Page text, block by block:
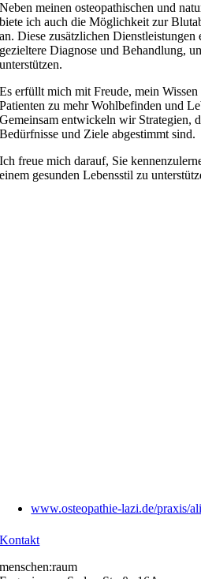
Neben meinen osteopathischen und
biete ich auch die Möglichkeit zur
an. Diese zusätzlichen
gezieltere Diagnose und Behandlung,
unterstützen.
Es erfüllt mich mit Freude, mein
Patienten zu mehr Wohlbefinden und
Gemeinsam entwickeln wir Strategien,
Bedürfnisse und Ziele abgestimmt sind.
Ich freue mich darauf, Sie
einem gesunden Lebensstil zu
www.osteopathie-lazi.de/praxis/
Kontakt
menschen:raum